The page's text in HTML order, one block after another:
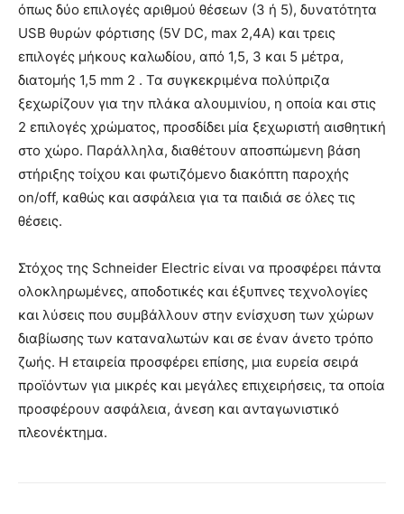
όπως δύο επιλογές αριθμού θέσεων (3 ή 5), δυνατότητα
USB θυρών φόρτισης (5V DC, max 2,4A) και τρεις
επιλογές μήκους καλωδίου, από 1,5, 3 και 5 μέτρα,
διατομής 1,5 mm 2 . Τα συγκεκριμένα πολύπριζα
ξεχωρίζουν για την πλάκα αλουμινίου, η οποία και στις
2 επιλογές χρώματος, προσδίδει μία ξεχωριστή αισθητική
στο χώρο. Παράλληλα, διαθέτουν αποσπώμενη βάση
στήριξης τοίχου και φωτιζόμενο διακόπτη παροχής
on/off, καθώς και ασφάλεια για τα παιδιά σε όλες τις
θέσεις.
Στόχος της Schneider Electric είναι να προσφέρει πάντα
ολοκληρωμένες, αποδοτικές και έξυπνες τεχνολογίες
και λύσεις που συμβάλλουν στην ενίσχυση των χώρων
διαβίωσης των καταναλωτών και σε έναν άνετο τρόπο
ζωής. Η εταιρεία προσφέρει επίσης, μια ευρεία σειρά
προϊόντων για μικρές και μεγάλες επιχειρήσεις, τα οποία
προσφέρουν ασφάλεια, άνεση και ανταγωνιστικό
πλεονέκτημα.